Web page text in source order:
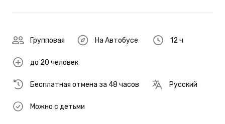
Групповая На Автобусе 12 ч
до 20 человек
Бесплатная отмена за 48 часов Русский
Можно с детьми